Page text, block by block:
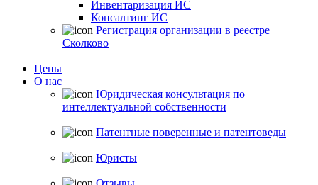
Инвентаризация ИС
Консалтинг ИС
Регистрация организации в реестре
Сколково
Цены
О нас
Юридическая консультация по
интеллектуальной собственности
Патентные поверенные и патентоведы
Юристы